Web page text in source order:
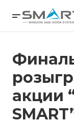
акции